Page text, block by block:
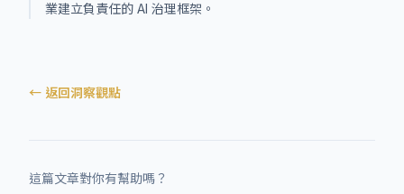
業建立負責任的 AI 治理框架。
← 返回洞察觀點
這篇文章對你有幫助嗎？